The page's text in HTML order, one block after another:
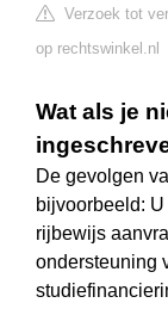
Verzoek tot
op rechtswinkel.nl
Wat als je
De gevolgen
bijvoorbeeld:
rijbewijs
ondersteuning